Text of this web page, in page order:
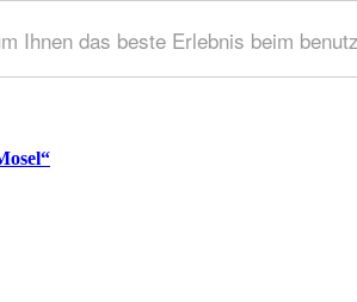
Ihnen das beste Erlebnis beim